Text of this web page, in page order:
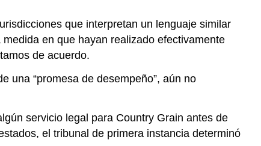
que interpretan un lenguaje similar
en que hayan realizado efectivamente
de acuerdo.
una “promesa de desempeño”, aún no
servicio legal para Country Grain antes de
el tribunal de primera instancia determinó